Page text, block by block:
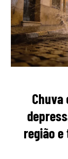
região